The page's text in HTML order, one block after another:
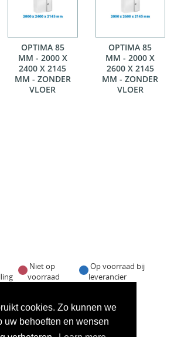
cookies. Zo kunnen we
uw behoeften en wensen
OPTIMA 85
MM - 2000 X
2400 X 2145
MM - ZONDER
VLOER
OPTIMA 85
MM - 2000 X
2600 X 2145
MM - ZONDER
VLOER
Niet op
voorraad
Op voorraad bij
leverancier